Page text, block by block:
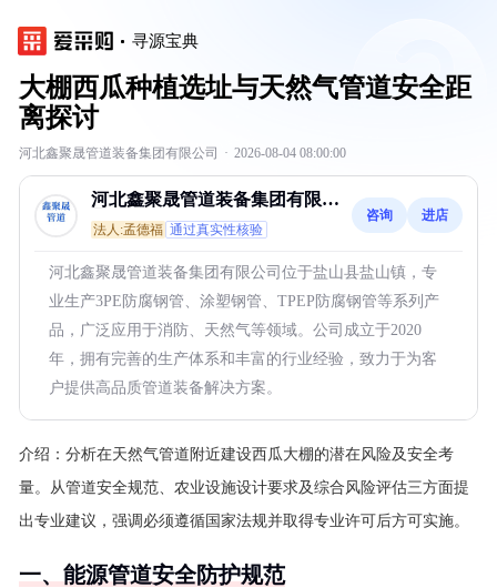
寻源宝典
大棚西瓜种植选址与天然气管道安全距
离探讨
河北鑫聚晟管道装备集团有限公司 · 2026-08-04 08:00:00
河北鑫聚晟管道装备集团有限公
司
法人:孟德福 通过真实性核验
咨询 进店
河北鑫聚晟管道装备集团有限公司位于盐山县盐山镇，专
业生产3PE防腐钢管、涂塑钢管、TPEP防腐钢管等系列产
品，广泛应用于消防、天然气等领域。公司成立于2020
年，拥有完善的生产体系和丰富的行业经验，致力于为客
户提供高品质管道装备解决方案。
介绍： 分析在天然气管道附近建设西瓜大棚的潜在风险及安全考
量。从管道安全规范、农业设施设计要求及综合风险评估三方面提
出专业建议，强调必须遵循国家法规并取得专业许可后方可实施。
一、能源管道安全防护规范